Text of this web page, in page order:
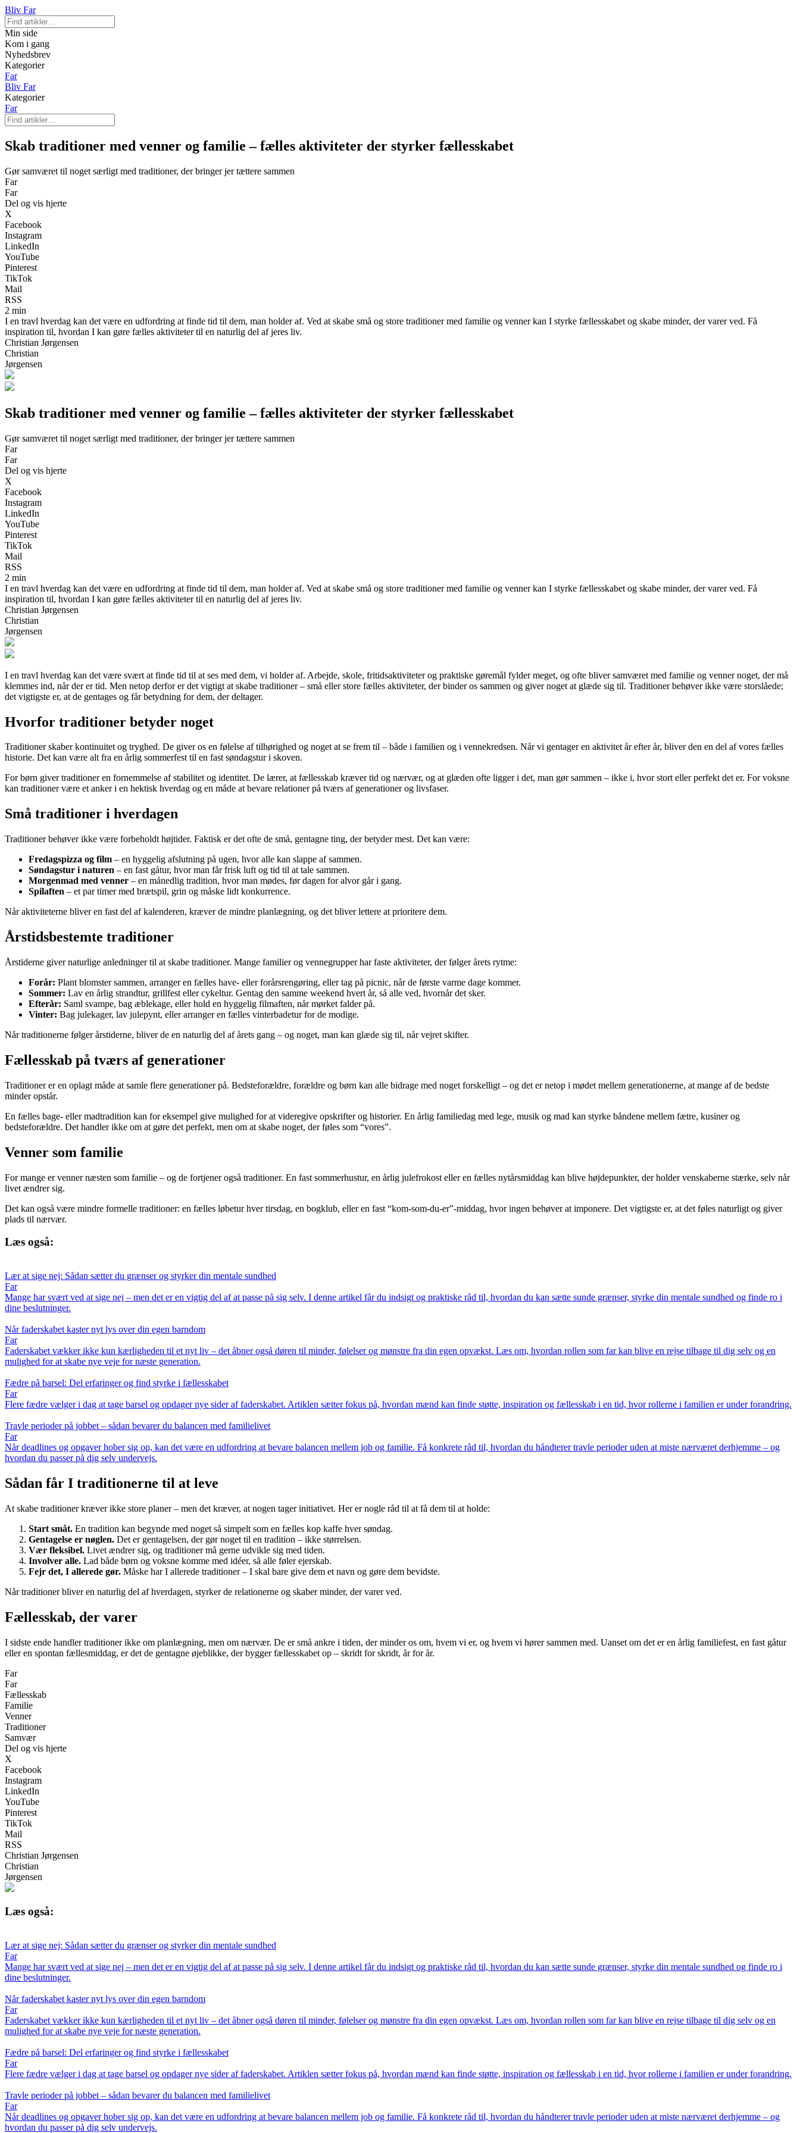
Bliv Far
Min side
Kom i gang
Nyhedsbrev
Kategorier
Far
Bliv Far
Kategorier
Far
Skab traditioner med venner og familie – fælles aktiviteter der styrker fællesskabet
Gør samværet til noget særligt med traditioner, der bringer jer tættere sammen
Far
Far
Del og vis hjerte
X
Facebook
Instagram
LinkedIn
YouTube
Pinterest
TikTok
Mail
RSS
2 min
I en travl hverdag kan det være en udfordring at finde tid til dem, man holder af. Ved at skabe små og store traditioner med familie og venner kan I styrke fællesskabet og skabe minder, der varer ved. Få
inspiration til, hvordan I kan gøre fælles aktiviteter til en naturlig del af jeres liv.
Christian Jørgensen
Christian
Jørgensen
Skab traditioner med venner og familie – fælles aktiviteter der styrker fællesskabet
Gør samværet til noget særligt med traditioner, der bringer jer tættere sammen
Far
Far
Del og vis hjerte
X
Facebook
Instagram
LinkedIn
YouTube
Pinterest
TikTok
Mail
RSS
2 min
I en travl hverdag kan det være en udfordring at finde tid til dem, man holder af. Ved at skabe små og store traditioner med familie og venner kan I styrke fællesskabet og skabe minder, der varer ved. Få
inspiration til, hvordan I kan gøre fælles aktiviteter til en naturlig del af jeres liv.
Christian Jørgensen
Christian
Jørgensen
I en travl hverdag kan det være svært at finde tid til at ses med dem, vi holder af. Arbejde, skole, fritidsaktiviteter og praktiske gøremål fylder meget, og ofte bliver samværet med familie og venner noget, der må
klemmes ind, når der er tid. Men netop derfor er det vigtigt at skabe traditioner – små eller store fælles aktiviteter, der binder os sammen og giver noget at glæde sig til. Traditioner behøver ikke være storslåede;
det vigtigste er, at de gentages og får betydning for dem, der deltager.
Hvorfor traditioner betyder noget
Traditioner skaber kontinuitet og tryghed. De giver os en følelse af tilhørighed og noget at se frem til – både i familien og i vennekredsen. Når vi gentager en aktivitet år efter år, bliver den en del af vores fælles
historie. Det kan være alt fra en årlig sommerfest til en fast søndagstur i skoven.
For børn giver traditioner en fornemmelse af stabilitet og identitet. De lærer, at fællesskab kræver tid og nærvær, og at glæden ofte ligger i det, man gør sammen – ikke i, hvor stort eller perfekt det er. For voksne
kan traditioner være et anker i en hektisk hverdag og en måde at bevare relationer på tværs af generationer og livsfaser.
Små traditioner i hverdagen
Traditioner behøver ikke være forbeholdt højtider. Faktisk er det ofte de små, gentagne ting, der betyder mest. Det kan være:
Fredagspizza og film – en hyggelig afslutning på ugen, hvor alle kan slappe af sammen.
Søndagstur i naturen – en fast gåtur, hvor man får frisk luft og tid til at tale sammen.
Morgenmad med venner – en månedlig tradition, hvor man mødes, før dagen for alvor går i gang.
Spilaften – et par timer med brætspil, grin og måske lidt konkurrence.
Når aktiviteterne bliver en fast del af kalenderen, kræver de mindre planlægning, og det bliver lettere at prioritere dem.
Årstidsbestemte traditioner
Årstiderne giver naturlige anledninger til at skabe traditioner. Mange familier og vennegrupper har faste aktiviteter, der følger årets rytme:
Forår: Plant blomster sammen, arranger en fælles have- eller forårsrengøring, eller tag på picnic, når de første varme dage kommer.
Sommer: Lav en årlig strandtur, grillfest eller cykeltur. Gentag den samme weekend hvert år, så alle ved, hvornår det sker.
Efterår: Saml svampe, bag æblekage, eller hold en hyggelig filmaften, når mørket falder på.
Vinter: Bag julekager, lav julepynt, eller arranger en fælles vinterbadetur for de modige.
Når traditionerne følger årstiderne, bliver de en naturlig del af årets gang – og noget, man kan glæde sig til, når vejret skifter.
Fællesskab på tværs af generationer
Traditioner er en oplagt måde at samle flere generationer på. Bedsteforældre, forældre og børn kan alle bidrage med noget forskelligt – og det er netop i mødet mellem generationerne, at mange af de bedste
minder opstår.
En fælles bage- eller madtradition kan for eksempel give mulighed for at videregive opskrifter og historier. En årlig familiedag med lege, musik og mad kan styrke båndene mellem fætre, kusiner og
bedsteforældre. Det handler ikke om at gøre det perfekt, men om at skabe noget, der føles som “vores”.
Venner som familie
For mange er venner næsten som familie – og de fortjener også traditioner. En fast sommerhustur, en årlig julefrokost eller en fælles nytårsmiddag kan blive højdepunkter, der holder venskaberne stærke, selv når
livet ændrer sig.
Det kan også være mindre formelle traditioner: en fælles løbetur hver tirsdag, en bogklub, eller en fast “kom-som-du-er”-middag, hvor ingen behøver at imponere. Det vigtigste er, at det føles naturligt og giver
plads til nærvær.
Læs også:
Lær at sige nej: Sådan sætter du grænser og styrker din mentale sundhed
Far
Mange har svært ved at sige nej – men det er en vigtig del af at passe på sig selv. I denne artikel får du indsigt og praktiske råd til, hvordan du kan sætte sunde grænser, styrke din mentale sundhed og finde ro i
dine beslutninger.
Når faderskabet kaster nyt lys over din egen barndom
Far
Faderskabet vækker ikke kun kærligheden til et nyt liv – det åbner også døren til minder, følelser og mønstre fra din egen opvækst. Læs om, hvordan rollen som far kan blive en rejse tilbage til dig selv og en
mulighed for at skabe nye veje for næste generation.
Fædre på barsel: Del erfaringer og find styrke i fællesskabet
Far
Flere fædre vælger i dag at tage barsel og opdager nye sider af faderskabet. Artiklen sætter fokus på, hvordan mænd kan finde støtte, inspiration og fællesskab i en tid, hvor rollerne i familien er under forandring.
Travle perioder på jobbet – sådan bevarer du balancen med familielivet
Far
Når deadlines og opgaver hober sig op, kan det være en udfordring at bevare balancen mellem job og familie. Få konkrete råd til, hvordan du håndterer travle perioder uden at miste nærværet derhjemme – og
hvordan du passer på dig selv undervejs.
Sådan får I traditionerne til at leve
At skabe traditioner kræver ikke store planer – men det kræver, at nogen tager initiativet. Her er nogle råd til at få dem til at holde:
Start småt. En tradition kan begynde med noget så simpelt som en fælles kop kaffe hver søndag.
Gentagelse er nøglen. Det er gentagelsen, der gør noget til en tradition – ikke størrelsen.
Vær fleksibel. Livet ændrer sig, og traditioner må gerne udvikle sig med tiden.
Involver alle. Lad både børn og voksne komme med idéer, så alle føler ejerskab.
Fejr det, I allerede gør. Måske har I allerede traditioner – I skal bare give dem et navn og gøre dem bevidste.
Når traditioner bliver en naturlig del af hverdagen, styrker de relationerne og skaber minder, der varer ved.
Fællesskab, der varer
I sidste ende handler traditioner ikke om planlægning, men om nærvær. De er små ankre i tiden, der minder os om, hvem vi er, og hvem vi hører sammen med. Uanset om det er en årlig familiefest, en fast gåtur
eller en spontan fællesmiddag, er det de gentagne øjeblikke, der bygger fællesskabet op – skridt for skridt, år for år.
Far
Far
Fællesskab
Familie
Venner
Traditioner
Samvær
Del og vis hjerte
X
Facebook
Instagram
LinkedIn
YouTube
Pinterest
TikTok
Mail
RSS
Christian Jørgensen
Christian
Jørgensen
Læs også:
Lær at sige nej: Sådan sætter du grænser og styrker din mentale sundhed
Far
Mange har svært ved at sige nej – men det er en vigtig del af at passe på sig selv. I denne artikel får du indsigt og praktiske råd til, hvordan du kan sætte sunde grænser, styrke din mentale sundhed og finde ro i
dine beslutninger.
Når faderskabet kaster nyt lys over din egen barndom
Far
Faderskabet vækker ikke kun kærligheden til et nyt liv – det åbner også døren til minder, følelser og mønstre fra din egen opvækst. Læs om, hvordan rollen som far kan blive en rejse tilbage til dig selv og en
mulighed for at skabe nye veje for næste generation.
Fædre på barsel: Del erfaringer og find styrke i fællesskabet
Far
Flere fædre vælger i dag at tage barsel og opdager nye sider af faderskabet. Artiklen sætter fokus på, hvordan mænd kan finde støtte, inspiration og fællesskab i en tid, hvor rollerne i familien er under forandring.
Travle perioder på jobbet – sådan bevarer du balancen med familielivet
Far
Når deadlines og opgaver hober sig op, kan det være en udfordring at bevare balancen mellem job og familie. Få konkrete råd til, hvordan du håndterer travle perioder uden at miste nærværet derhjemme – og
hvordan du passer på dig selv undervejs.